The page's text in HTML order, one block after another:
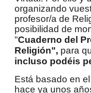
organizando
profesor/a de
posibilidad de
"Cuaderno del
Religión", para
incluso podéis
Está basado en
hace ya unos